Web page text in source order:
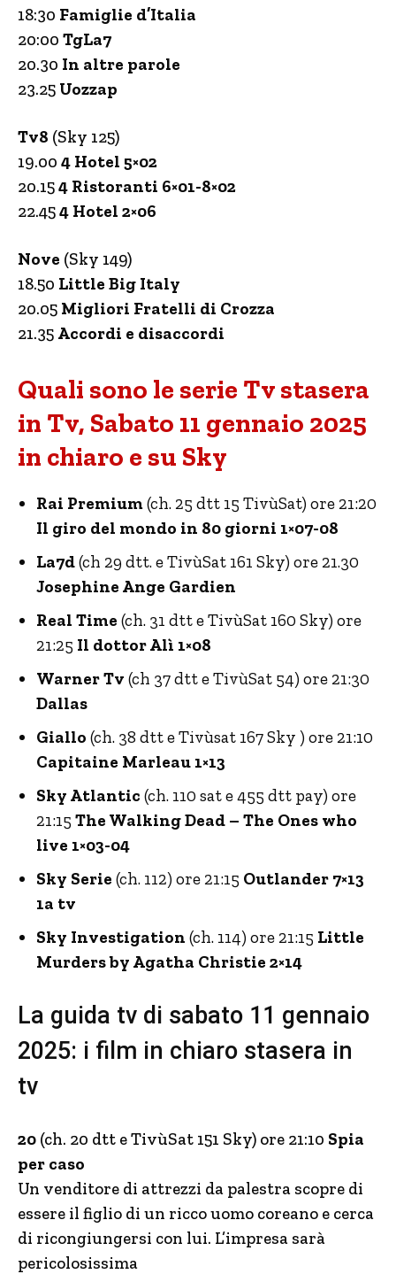
18:30 Famiglie d’Italia
20:00 TgLa7
20.30 In altre parole
23.25 Uozzap
Tv8 (Sky 125)
19.00 4 Hotel 5×02
20.154 Ristoranti 6×01-8×02
22.454 Hotel 2×06
Nove (Sky 149)
18.50 Little Big Italy
20.05 Migliori Fratelli di Crozza
21.35 Accordi e disaccordi
Quali sono le serie Tv stasera
in Tv, Sabato 11 gennaio 2025
in chiaro e su Sky
Rai Premium(ch. 25 dtt 15 TivùSat) ore 21:20
Il giro del mondo in 80 giorni 1×07-08
La7d(ch 29 dtt. e TivùSat 161 Sky) ore 21.30
Josephine Ange Gardien
Real Time (ch. 31 dtt e TivùSat 160 Sky) ore
21:25 Il dottor Alì 1×08
Warner Tv (ch 37 dtt e TivùSat 54) ore 21:30
Dallas
Giallo (ch. 38 dtt e Tivùsat 167 Sky ) ore 21:10
Capitaine Marleau 1×13
Sky Atlantic (ch. 110 sat e 455 dtt pay) ore
21:15 The Walking Dead – The Ones who
live 1×03-04
Sky Serie (ch. 112) ore 21:15 Outlander 7×13
1a tv
Sky Investigation (ch. 114) ore 21:15 Little
Murders by Agatha Christie 2×14
La guida tv di sabato 11 gennaio
2025: i film in chiaro stasera in
tv
20 (ch. 20 dtt e TivùSat 151 Sky) ore 21:10 Spia
per caso
Un venditore di attrezzi da palestra scopre di
essere il figlio di un ricco uomo coreano e cerca
di ricongiungersi con lui. L’impresa sarà
pericolosissima